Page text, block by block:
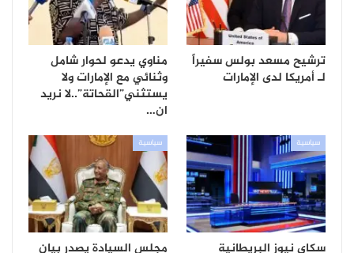
ترشيح مسعد بولس سفيراً
لـ أمريكا لدى الإمارات
مناوي يدعو لحوار شامل
وثنائي مع الإمارات ولا
يستثني”القحاتة”..لا نريد
ان…
سياسية
سكاي نيوز البريطانية
سياسية
مجلس السيادة يصدر بيان